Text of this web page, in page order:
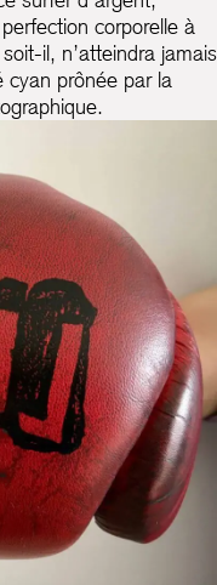
corporelle à
il, n’atteindra jamais
cyan prônée par la